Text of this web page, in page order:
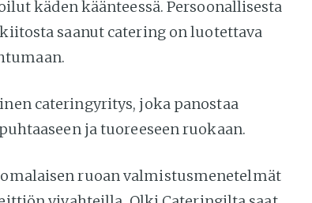
käden käänteessä. Persoonallisesta
saanut catering on luotettava
cateringyritys, joka panostaa
ja tuoreeseen ruokaan.
ruoan valmistusmenetelmät